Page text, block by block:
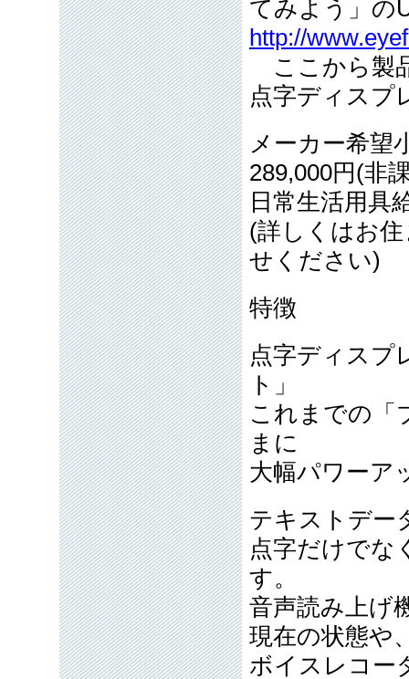
てみよう」の
http://
ここから製
点字ディスプ
メーカー希望
289,000円(非
日常生活用具
(詳しくはお
せください)
特徴
点字ディスプ
ト」
これまでの「
まに
大幅パワーア
テキストデー
点字だけでな
す。
音声読み上げ
現在の状態や
ボイスレコー